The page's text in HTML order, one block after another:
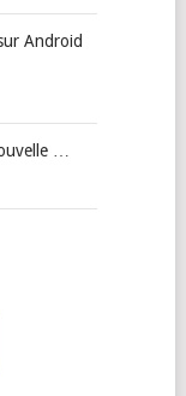
Android
…